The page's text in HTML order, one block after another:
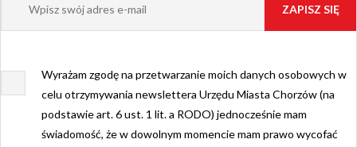
Wyrażam zgodę na przetwarzanie moich danych osobowych w
celu otrzymywania newslettera Urzędu Miasta Chorzów (na
podstawie art. 6 ust. 1 lit. a RODO) jednocześnie mam
świadomość, że w dowolnym momencie mam prawo wycofać